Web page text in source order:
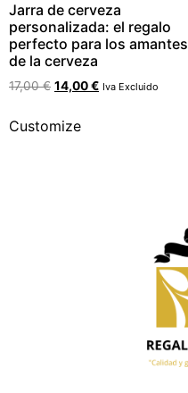
Jarra de cerveza
personalizada: el regalo
perfecto para los amantes
de la cerveza
17,00€ 14,00€ Iva Excluido
Customize